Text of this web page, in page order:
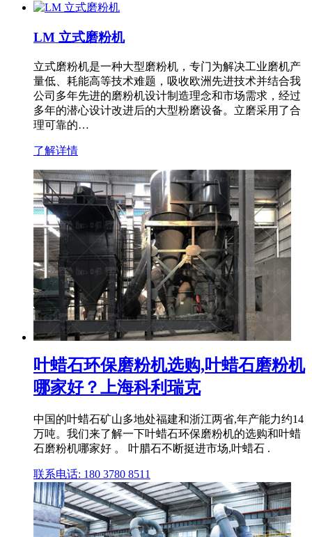
LM 立式磨粉机
立式磨粉机是一种大型磨粉机，专门为解决工业磨机产
量低、耗能高等技术难题，吸收欧洲先进技术并结合我
公司多年先进的磨粉机设计制造理念和市场需求，经过
多年的潜心设计改进后的大型粉磨设备。立磨采用了合
理可靠的…
了解详情
叶蜡石环保磨粉机选购,叶蜡石磨粉机
哪家好？上海科利瑞克
中国的叶蜡石矿山多地处福建和浙江两省,年产能力约14
万吨。我们来了解一下叶蜡石环保磨粉机的选购和叶蜡
石磨粉机哪家好 。 叶腊石不断挺进市场,叶蜡石 .
联系电话: 180 3780 8511